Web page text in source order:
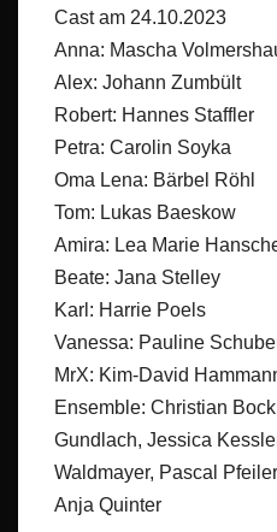
Cast am 24.10.2023
Anna: Mascha
Alex: Johann Zumbült
Robert: Hannes Staffler
Petra: Carolin Soyka
Oma Lena: Bärbel Röhl
Tom: Lukas Baeskow
Amira: Lea Marie
Beate: Jana Stelley
Karl: Harrie Poels
Vanessa: Pauline
MrX: Kim-David
Ensemble: Christian
Gundlach, Jessica
Waldmayer, Pascal
Anja Quinter